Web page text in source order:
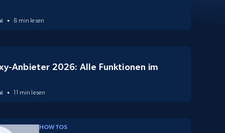
8 min lesen
Anbieter 2026: Alle Funktionen im
11 min lesen
HOW TOS